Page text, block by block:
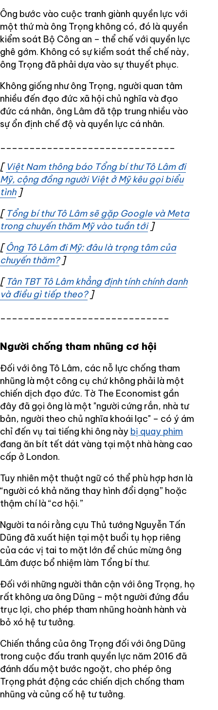
Ông bước vào cuộc tranh giành quyền lực với
một thứ mà ông Trọng không có, đó là quyền
kiểm soát Bộ Công an – thể chế với quyền lực
ghê gớm. Không có sự kiểm soát thể chế này,
ông Trọng đã phải dựa vào sự thuyết phục.
Không giống như ông Trọng, người quan tâm
nhiều đến đạo đức xã hội chủ nghĩa và đạo
đức cá nhân, ông Lâm đã tập trung nhiều vào
sự ổn định chế độ và quyền lực cá nhân.
______________________________
[ Việt Nam thông báo Tổng bí thư Tô Lâm đi
Mỹ, cộng đồng người Việt ở Mỹ kêu gọi biểu
tìnhOpens in new window
]
[ Tổng bí thư Tô Lâm sẽ gặp Google và Meta
trong chuyến thăm Mỹ vào tuần tớiOpens in new
]
[Ông Tô Lâm đi Mỹ: đâu là trọng tâm của
chuyến thăm?Opens in new window
]
[ Tân TBT Tô Lâm khẳng định tính chính danh
và điều gì tiếp theo?Opens in new window
]
_____________________________
Người chống tham nhũng cơ hội
Đối với ông Tô Lâm, các nỗ lực chống tham
nhũng là một công cụ chứ không phải là một
chiến dịch đạo đức. Tờ The Economist gần
đây đã gọi ông là một "người cứng rắn, nhà tư
bản, người theo chủ nghĩa khoái lạc" – có ý ám
chỉ đến vụ tai tiếng khi ông này bị quay phim
đang ăn bít tết dát vàng tại một nhà hàng cao
cấp ở London.
Tuy nhiên một thuật ngữ có thể phù hợp hơn là
“người có khả năng thay hình đổi dạng” hoặc
thậm chí là “cơ hội.”
Người ta nói rằng cựu Thủ tướng Nguyễn Tấn
Dũng đã xuất hiện tại một buổi tụ họp riêng
của các vị tai to mặt lớn để chúc mừng ông
Lâm được bổ nhiệm làm Tổng bí thư.
Đối với những người thân cận với ông Trọng, họ
rất không ưa ông Dũng – một người đứng đầu
trục lợi, cho phép tham nhũng hoành hành và
bỏ xó hệ tư tưởng.
Chiến thắng của ông Trọng đối với ông Dũng
trong cuộc đấu tranh quyền lực năm 2016 đã
đánh dấu một bước ngoặt, cho phép ông
Trọng phát động các chiến dịch chống tham
nhũng và củng cố hệ tư tưởng.